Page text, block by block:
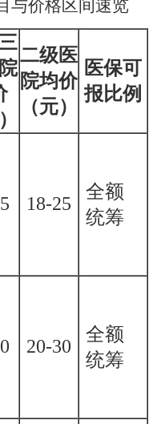
与价格区间速览
二级医
院均价
（元）
医保可
报比例
18-25
全额
统筹
20-30
全额
统筹